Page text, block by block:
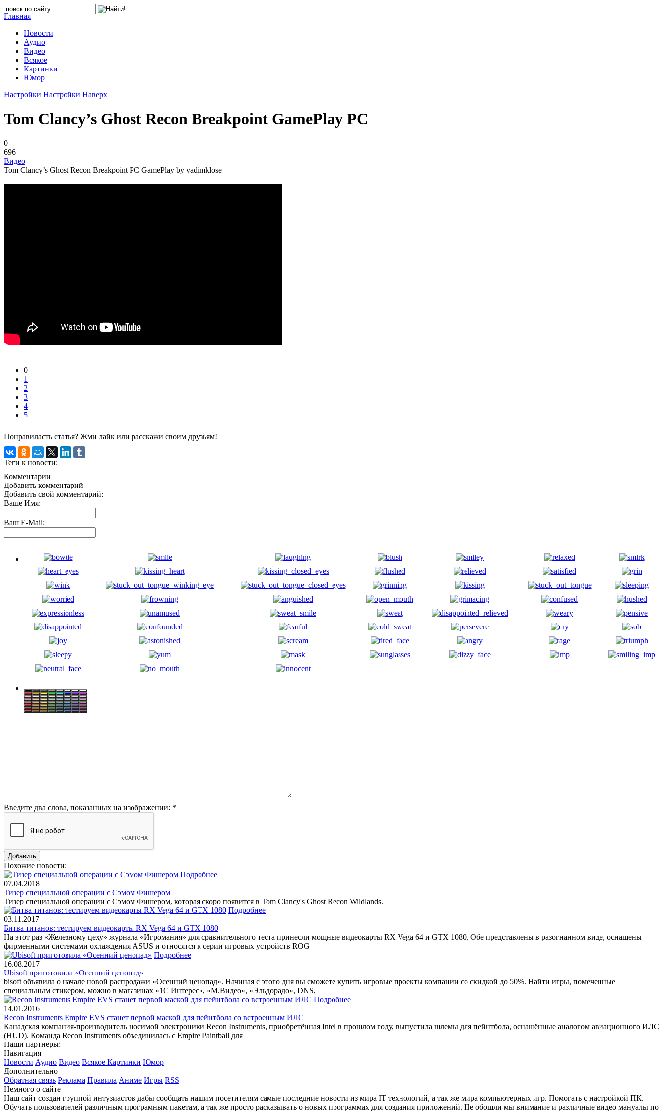
Главная
Новости
Аудио
Видео
Всякое
Картинки
Юмор
Настройки Настройки Наверх
Tom Clancy’s Ghost Recon Breakpoint GamePlay PC
0
696
Видео
Tom Clancy’s Ghost Recon Breakpoint PC GamePlay by vadimklose
0
1
2
3
4
5
Понравиласть статья? Жми лайк или расскажи своим друзьям!
Теги к новости:
Комментарии
Добавить комментарий
Добавить свой комментарий:
Ваше Имя:
Ваш E-Mail:
Введите два слова, показанных на изображении: *
Похожие новости:
Подробнее
07.04.2018
Тизер специальной операции с Сэмом Фишером
Тизер специальной операции с Сэмом Фишером, которая скоро появится в Tom Clancy's Ghost Recon Wildlands.
Подробнее
03.11.2017
Битва титанов: тестируем видеокарты RX Vega 64 и GTX 1080
На этот раз «Железному цеху» журнала «Игромания» для сравнительного теста принесли мощные видеокарты RX Vega 64 и GTX 1080. Обе представлены в разогнанном виде, оснащены
фирменными системами охлаждения ASUS и относятся к серии игровых устройств ROG
Подробнее
16.08.2017
Ubisoft приготовила «Осенний ценопад»
bisoft объявила о начале новой распродажи «Осенний ценопад». Начиная с этого дня вы сможете купить игровые проекты компании со скидкой до 50%. Найти игры, помеченные
специальным стикером, можно в магазинах «1С Интерес», «М.Видео», «Эльдорадо», DNS,
Подробнее
14.01.2016
Recon Instruments Empire EVS станет первой маской для пейнтбола со встроенным ИЛС
Канадская компания-производитель носимой электроники Recon Instruments, приобретённая Intel в прошлом году, выпустила шлемы для пейнтбола, оснащённые аналогом авиационного ИЛС
(HUD). Команда Recon Instruments объединилась с Empire Paintball для
Наши партнеры:
Навигация
Новости Аудио Видео Всякое Картинки Юмор
Дополнительно
Обратная связь Реклама Правила Аниме Игры RSS
Немного о сайте
Наш сайт создан группой интузиастов дабы сообщать нашим посетителям самые последние новости из мира IT технологий, а так же мира компьютерных игр. Помогать с настройкой ПК.
Обучать пользователей различным програмным пакетам, а так же просто расказывать о новых программах для создания приложений. Не обошли мы внимание и различные видео мануалы по